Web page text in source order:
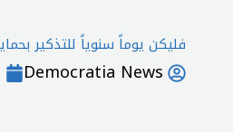
فليكن يوماً سنوياً للتذكير
Democratia News